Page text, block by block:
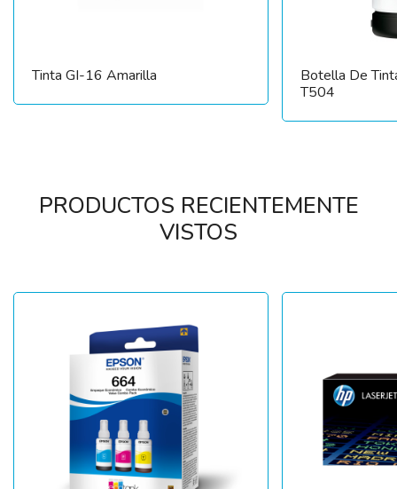
Tinta GI-16 Amarilla
Botella De
T504
PRODUCTOS RECIENTEMENTE
VISTOS